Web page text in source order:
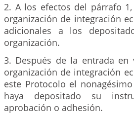
2. A los efectos del párrafo
organización de integración
adicionales a los
organización.
3. Después de la entrada
organización de integración
este Protocolo el
haya depositado su
aprobación o adhesión.